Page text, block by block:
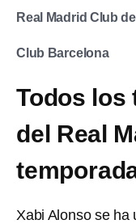
Real Madrid Club
Club Barcelona
Todos los
del Real
Xabi Alonso se ha